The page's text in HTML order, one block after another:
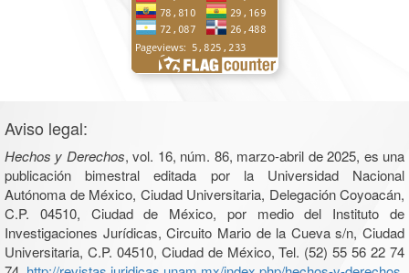
Aviso legal:
Hechos y Derechos, vol. 16, núm. 86, marzo-abril de 2025, es una
publicación bimestral editada por la Universidad Nacional
Autónoma de México, Ciudad Universitaria, Delegación Coyoacán,
C.P. 04510, Ciudad de México, por medio del Instituto de
Investigaciones Jurídicas, Circuito Mario de la Cueva s/n, Ciudad
Universitaria, C.P. 04510, Ciudad de México, Tel. (52) 55 56 22 74